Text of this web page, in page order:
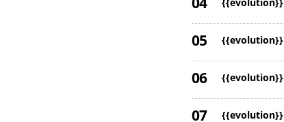
{{evolution}}
{{evolution}}
{{evolution}}